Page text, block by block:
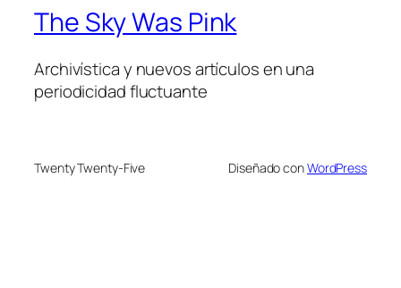
The Sky Was Pink
Archivística y nuevos artículos en una
periodicidad fluctuante
Twenty Twenty-Five Diseñado conWordPress